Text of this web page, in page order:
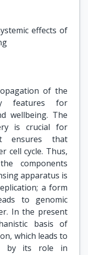
effects of
of the
features for
wellbeing. The
is crucial for
ensures that
cell cycle. Thus,
components
apparatus is
a form
to genomic
In the present
basis of
which leads to
by its role in